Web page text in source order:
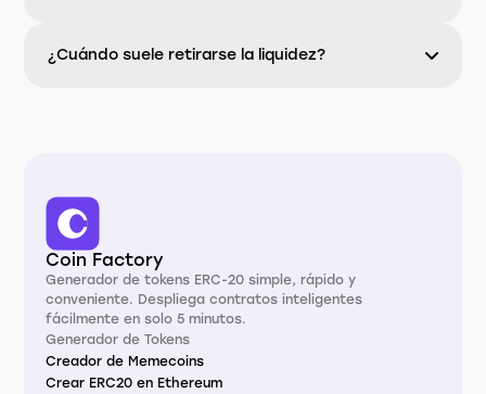
¿Cuándo suele retirarse la liquidez?
Coin Factory
Generador de tokens ERC-20 simple, rápido y
conveniente. Despliega contratos inteligentes
fácilmente en solo 5 minutos.
Generador de Tokens
Creador de Memecoins
Crear ERC20 en Ethereum